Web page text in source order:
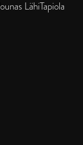
LähiTapiola